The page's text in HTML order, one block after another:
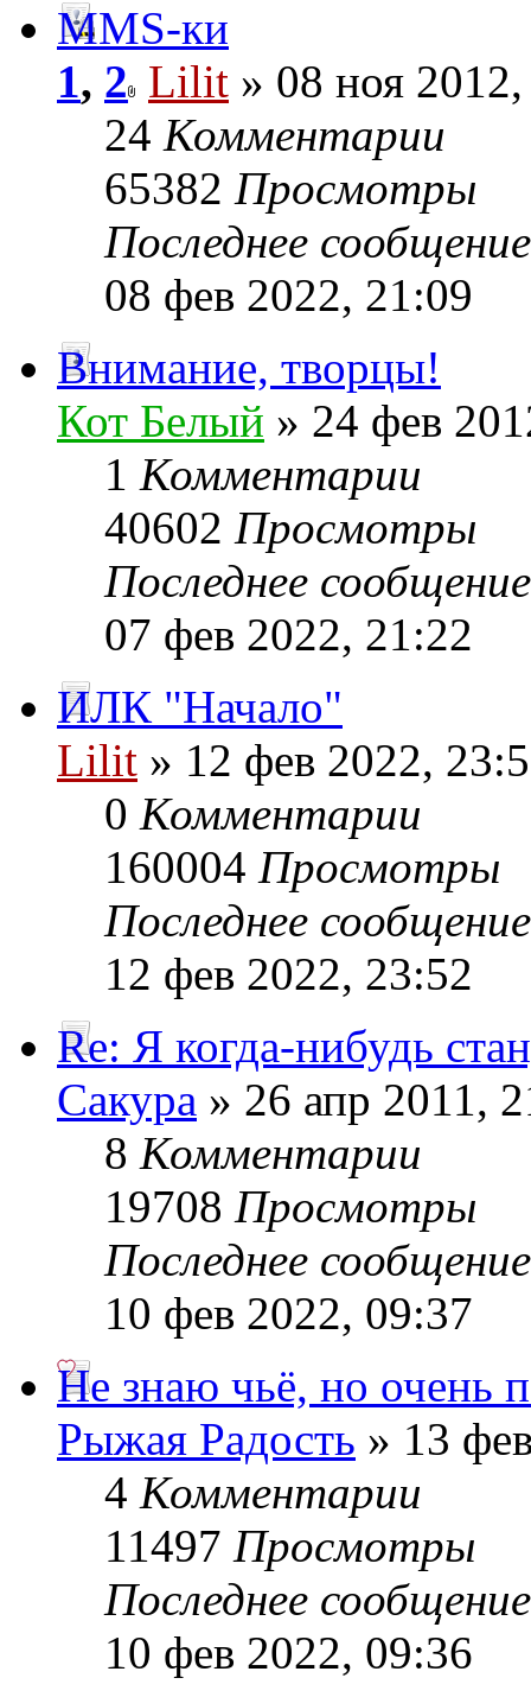
MMS-ки
1, 2 Lilit » 08 ноя
24 Комментарии
65382 Просмотры
Последнее
08 фев 2022, 21:09
Внимание, творцы!
Кот Белый » 24 фев
1 Комментарии
40602 Просмотры
Последнее
07 фев 2022, 21:22
ИЛК "Начало"
Lilit » 12 фев 2022,
0 Комментарии
160004 Просмотры
Последнее
12 фев 2022, 23:52
Re: Я когда-нибудь
Сакура » 26 апр 2011,
8 Комментарии
19708 Просмотры
Последнее
10 фев 2022, 09:37
Не знаю чьё, но очень
Рыжая Радость » 13
4 Комментарии
11497 Просмотры
Последнее
10 фев 2022, 09:36